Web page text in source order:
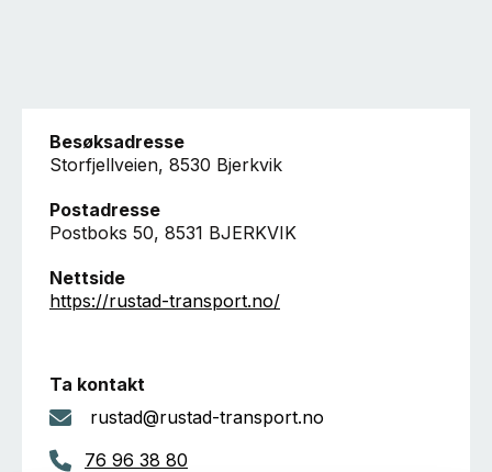
Besøksadresse
Storfjellveien, 8530 Bjerkvik
Postadresse
Postboks 50, 8531 BJERKVIK
Nettside
https://rustad-transport.no/
Ta kontakt
rustad@rustad-transport.no
76 96 38 80